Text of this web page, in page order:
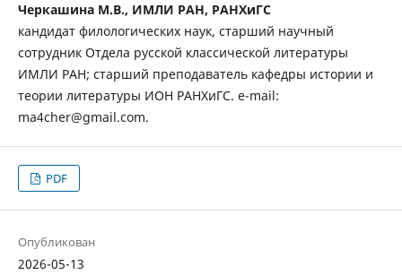
Черкашина М.В., ИМЛИ РАН, РАНХиГС
кандидат филологических наук, старший научный
сотрудник Отдела русской классической литературы
ИМЛИ РАН; старший преподаватель кафедры истории и
теории литературы ИОН РАНХиГС. e-mail:
ma4cher@gmail.com.
PDF
Опубликован
2026-05-13